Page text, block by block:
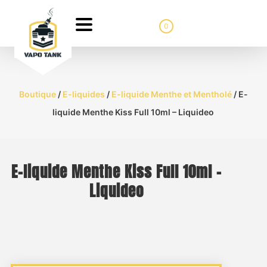
0
Boutique/ E-liquides / E-liquide Menthe et Mentholé/ E-
liquide Menthe Kiss Full 10ml – Liquideo
E-liquide Menthe Kiss Full 10ml –
Liquideo